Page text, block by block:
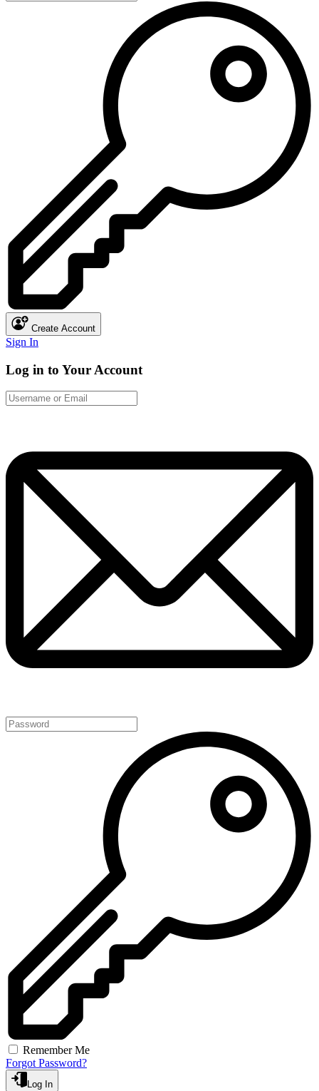
Create Account
Sign In
Log in to Your Account
Remember Me
Forgot Password?
Log In